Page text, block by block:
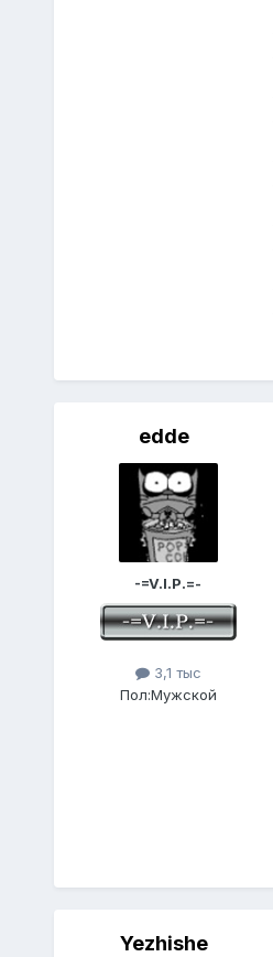
edde
-=V.I.P.=-
3,1 тыс
Пол:Мужской
Yezhishe